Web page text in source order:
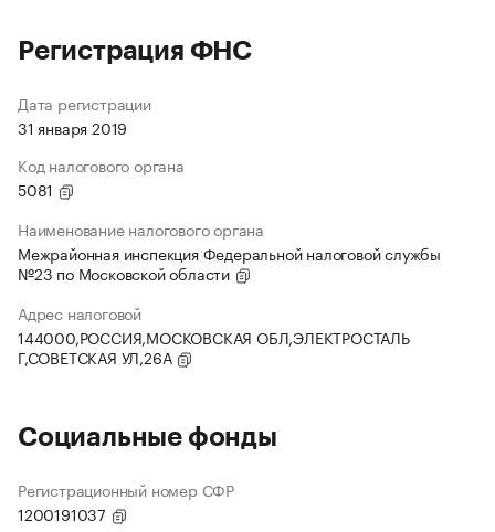
Регистрация ФНС
Дата регистрации
31 января 2019
Код налогового органа
5081
Наименование налогового органа
Межрайонная инспекция Федеральной налоговой службы
№23 по Московской области
Адрес налоговой
144000,РОССИЯ,МОСКОВСКАЯ ОБЛ,ЭЛЕКТРОСТАЛЬ
Г,СОВЕТСКАЯ УЛ,26А
Социальные фонды
Регистрационный номер СФР
1200191037